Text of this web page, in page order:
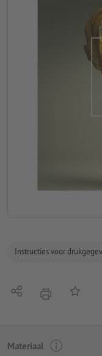
Instructies voor
Delen afdrukkenOp de
Materiaal